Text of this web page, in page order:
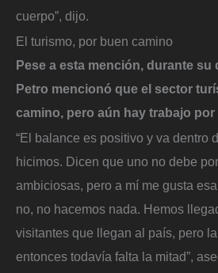
cuerpo”, dijo.
El turismo, por buen camino
Pese a esta mención, durante su
Petro mencionó que el sector
camino, pero aún hay trabajo por
“El balance es positivo y va dentro
hicimos. Dicen que uno no debe
ambiciosas, pero a mí me gusta
no, no hacemos nada. Hemos
visitantes que llegan al país, pero la
entonces todavía falta la mitad”,